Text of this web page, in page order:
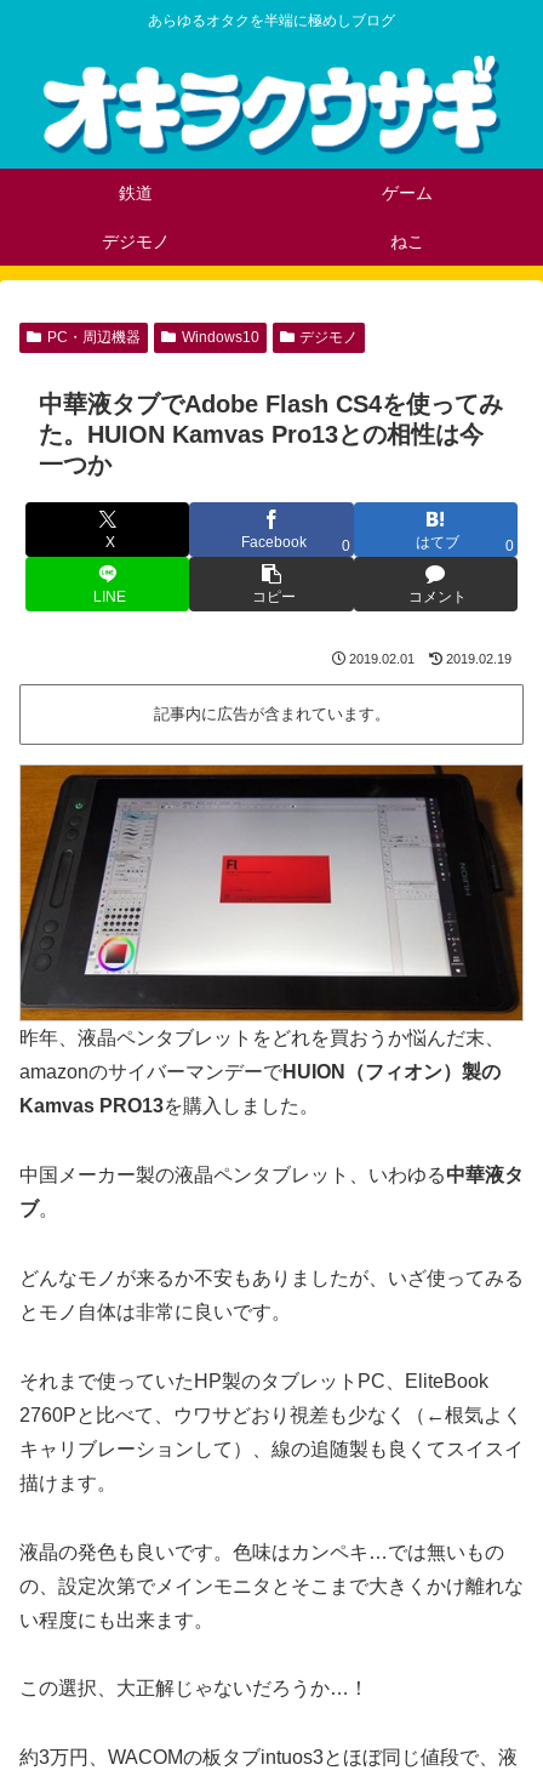
あらゆるオタクを半端に極めしブログ
鉄道 ゲーム
デジモノ ねこ
PC・周辺機器 Windows10 デジモノ
中華液タブでAdobe Flash CS4を使ってみ
た。HUION Kamvas Pro13との相性は今
一つか
X Facebook 0 はてブ 0
LINE コピー コメント
2019.02.01 2019.02.19
記事内に広告が含まれています。
昨年、液晶ペンタブレットをどれを買おうか悩んだ末、
amazonのサイバーマンデーでHUION（フィオン）製の
Kamvas PRO13を購入しました。
中国メーカー製の液晶ペンタブレット、いわゆる中華液タ
ブ。
どんなモノが来るか不安もありましたが、いざ使ってみる
とモノ自体は非常に良いです。
それまで使っていたHP製のタブレットPC、EliteBook
2760Pと比べて、ウワサどおり視差も少なく（←根気よく
キャリブレーションして）、線の追随製も良くてスイスイ
描けます。
液晶の発色も良いです。色味はカンペキ…では無いもの
の、設定次第でメインモニタとそこまで大きくかけ離れな
い程度にも出来ます。
この選択、大正解じゃないだろうか…！
約3万円、WACOMの板タブintuos3とほぼ同じ値段で、液